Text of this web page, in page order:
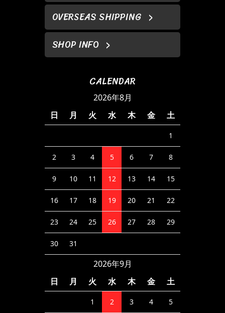
OVERSEAS SHIPPING
SHOP INFO
CALENDAR
2026年8月
日
月 火 水 木 金 土
1
2 3 4 5 6 7 8
9 10 11 12 13 14 15
16 17 18 19 20 21 22
23 24 25 26 27 28 29
30 31
2026年9月
日
月 火 水 木 金 土
1 2 3 4 5